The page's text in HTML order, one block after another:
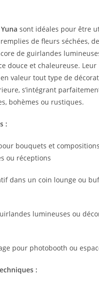
Yunasont idéales pour être
remplies de fleurs séchées, de
de guirlandes
douce et chaleureuse. Leur
valeur tout type de
s’intégrant
bohèmes ou rustiques.
:
bouquets et
ou réceptions
dans un coin lounge ou
lumineuses ou
pour photobooth ou
: